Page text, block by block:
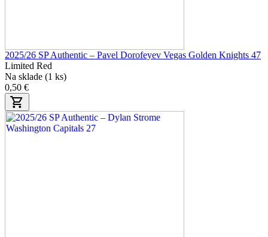
2025/26 SP Authentic – Pavel Dorofeyev Vegas Golden Knights 47
Limited Red
Na sklade (1 ks)
0,50 €